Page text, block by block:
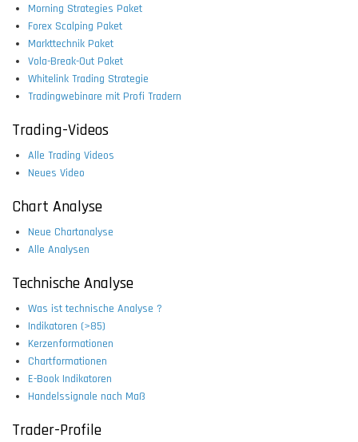
Morning Strategies Paket
Forex Scalping Paket
Markttechnik Paket
Vola-Break-Out Paket
Whitelink Trading Strategie
Tradingwebinare mit Profi Tradern
Trading-Videos
Alle Trading Videos
Neues Video
Chart Analyse
Neue Chartanalyse
Alle Analysen
Technische Analyse
Was ist technische Analyse ?
Indikatoren (>85)
Kerzenformationen
Chartformationen
E-Book Indikatoren
Handelssignale nach Maß
Trader-Profile